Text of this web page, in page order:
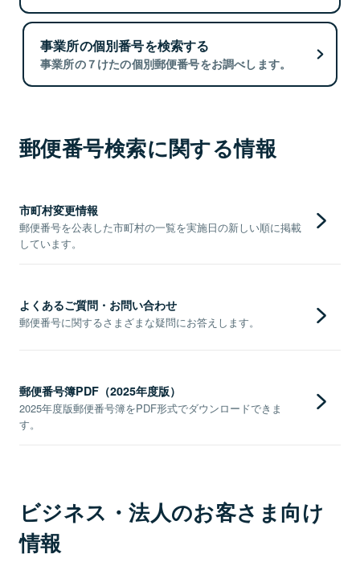
事業所の個別番号を検索する
事業所の７けたの個別郵便番号をお調べします。
郵便番号検索に関する情報
市町村変更情報
郵便番号を公表した市町村の一覧を実施日の新しい順に掲載
しています。
よくあるご質問・お問い合わせ
郵便番号に関するさまざまな疑問にお答えします。
郵便番号簿PDF（2025年度版）
2025年度版郵便番号簿をPDF形式でダウンロードできま
す。
ビジネス・法人のお客さま向け
情報